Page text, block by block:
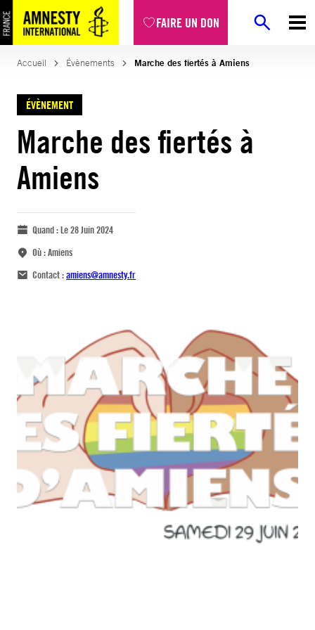
FAIRE UN DON
Accueil Évènements Marche des fiertés à Amiens
ÉVÈNEMENT
Marche des fiertés à
Amiens
Quand :Le 28 Juin 2024
Où :Amiens
Contact :amiens@amnesty.fr